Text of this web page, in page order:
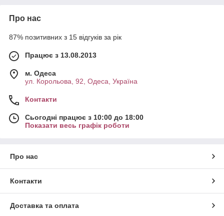
Про нас
87% позитивних з 15 відгуків за рік
Працює з 13.08.2013
м. Одеса
ул. Корольова, 92, Одеса, Україна
Контакти
Сьогодні працює з 10:00 до 18:00
Показати весь графік роботи
Про нас
Контакти
Доставка та оплата